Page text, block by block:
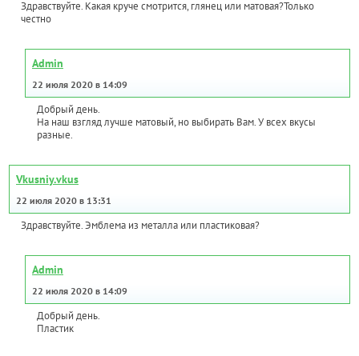
Здравствуйте. Какая круче смотрится, глянец или матовая?Только
честно
Admin
22 июля 2020 в 14:09
Добрый день.
На наш взгляд лучше матовый, но выбирать Вам. У всех вкусы
разные.
Vkusniy.vkus
22 июля 2020 в 13:31
Здравствуйте. Эмблема из металла или пластиковая?
Admin
22 июля 2020 в 14:09
Добрый день.
Пластик